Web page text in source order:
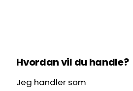
Hvordan vil du handle?
Jeg handler som